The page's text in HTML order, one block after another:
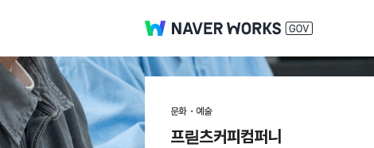
문화・예술
프릳츠커피컴퍼니
물류・유통
맥파이 브루잉 컴퍼니
문화・예술
해녀의 부엌
문화・예술
프릳츠커피컴퍼니
물류・유통
맥파이 브루잉 컴퍼니
문화・예술
해녀의 부엌
문화・예술
프릳츠커피컴퍼니
물류・유통
맥파이 브루잉 컴퍼니
문화・예술
해녀의 부엌